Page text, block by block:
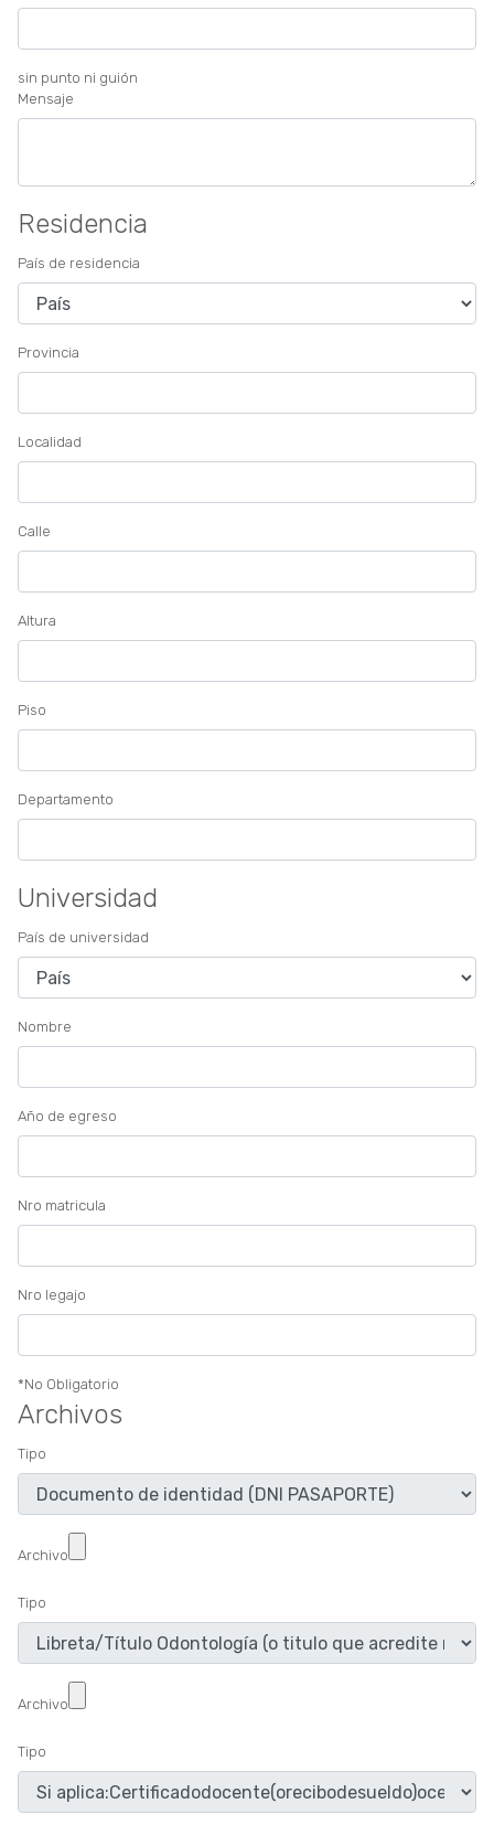
sin punto ni guión
Mensaje
Residencia
País de residencia
Provincia
Localidad
Calle
Altura
Piso
Departamento
Universidad
País de universidad
Nombre
Año de egreso
Nro matricula
Nro legajo
*No Obligatorio
Archivos
Tipo
Archivo
Tipo
Archivo
Tipo